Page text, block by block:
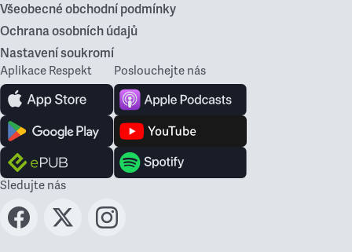
Všeobecné obchodní podmínky
Ochrana osobních údajů
Nastavení soukromí
Aplikace Respekt Poslouchejte nás
Sledujte nás